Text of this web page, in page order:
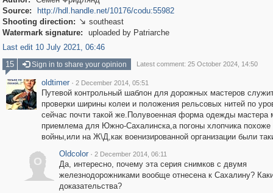
Source:
http://hdl.handle.net/10176/codu:55982
Shooting direction:  southeast
Watermark signature:
uploaded by Patriarche
Last edit 10 July 2021, 06:46
15
Sign in to share your opinion Latest comment: 25 October 2024, 14:50
oldtimer · 2 December 2014, 05:51
Путевой контрольный шаблон для дорожных мастеров
проверки ширины колеи и положения рельсовых нитей по
сейчас почти такой же.Полувоенная форма одежды мастера
приемлема для Южно-Сахалинска,а погоны хлопчика похоже
войны,или на Ж\Д,как военизированной организации были
O
Oldcolor · 2 December 2014, 06:11
Да, интересно, почему эта серия снимков с двумя
железнодорожниками вообще отнесена к Сахалину?
доказательства?